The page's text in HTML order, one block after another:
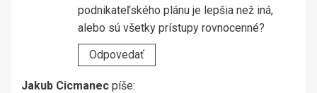
podnikateľského plánu je lepšia než iná,
alebo sú všetky prístupy rovnocenné?
Odpovedať
Jakub Cicmanec píše: